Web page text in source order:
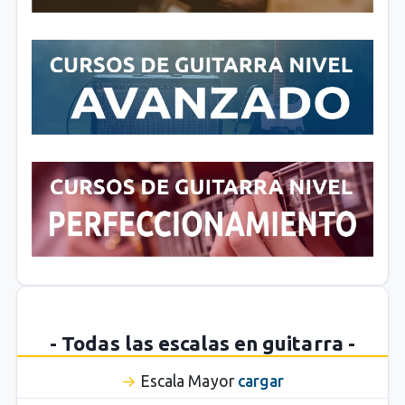
- Todas las escalas en guitarra -
Escala Mayor cargar